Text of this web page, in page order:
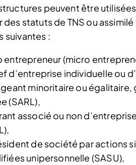
peuvent être
statuts de TNS ou
suivantes :
entrepreneur (micro
d’entreprise individuelle ou
minoritaire ou
(SARL),
associé ou non
de société par actions
unipersonnelle (SASU),